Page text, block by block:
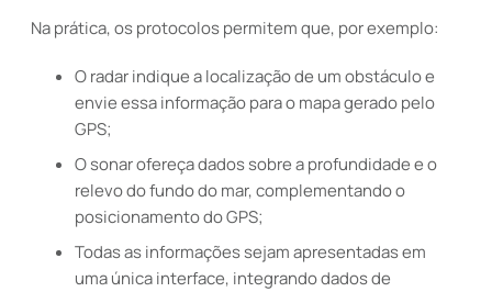
Na prática, os protocolos permitem que, por exemplo:
O radar indique a localização de um obstáculo e
envie essa informação para o mapa gerado pelo
GPS;
O sonar ofereça dados sobre a profundidade e o
relevo do fundo do mar, complementando o
posicionamento do GPS;
Todas as informações sejam apresentadas em
uma única interface, integrando dados de